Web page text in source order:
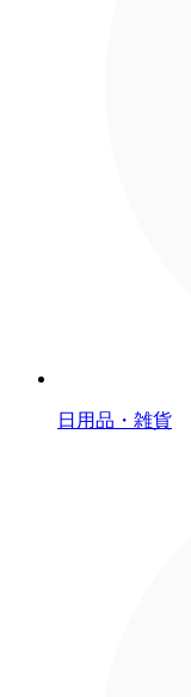
日用品・雑貨